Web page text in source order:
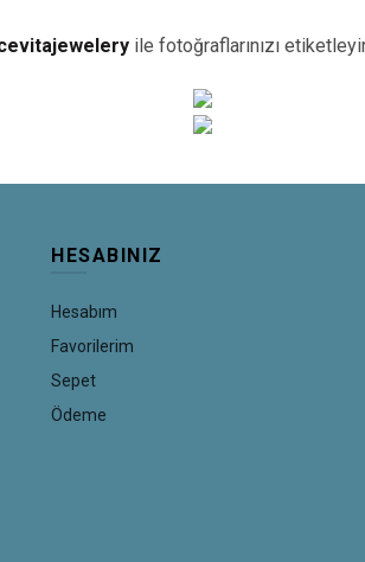
ile fotoğraflarınızı
HESABINIZ
Hesabım
Favorilerim
Sepet
Ödeme